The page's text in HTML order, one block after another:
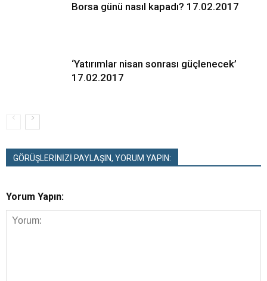
Borsa günü nasıl kapadı? 17.02.2017
‘Yatırımlar nisan sonrası güçlenecek’
17.02.2017
GÖRÜŞLERİNİZİ PAYLAŞIN, YORUM YAPIN:
Yorum Yapın: